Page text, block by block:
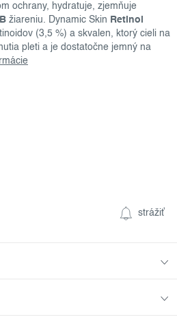
ochrany, hydratuje, zjemňuje
žiareniu. Dynamic Skin Retinol
(3,5 %) a skvalen, ktorý cieli na
pleti a je dostatočne jemný na
strážiť